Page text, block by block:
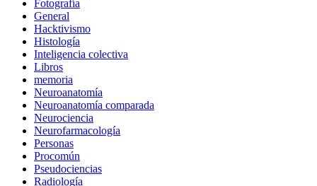
Fotografía
General
Hacktivismo
Histología
Inteligencia colectiva
Libros
memoria
Neuroanatomía
Neuroanatomía comparada
Neurociencia
Neurofarmacología
Personas
Procomún
Pseudociencias
Radiología